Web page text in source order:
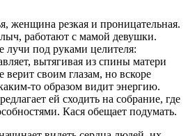
женщина резкая и проницательная.
работают с мамой девушки.
лучи под руками целителя:
вытягивая из спины матери
своим глазам, но вскоре
то образом видит энергию.
ей сходить на собрание, где
Кася обещает подумать.